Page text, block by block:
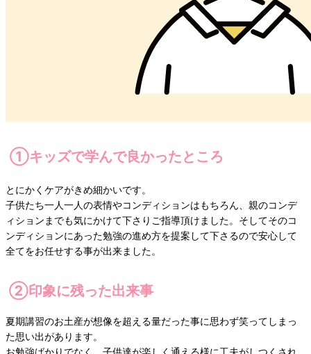
①キッズで学んで良かったところ
とにかくケアがきめ細かいです。
子供たち一人一人の表情やコンディションはもちろん、親のコンデ
ィションまでも気にかけて下さりご指導頂けました。そしてそのコ
ンディションにあった勉強の進め方を提案して下さるので安心して
全てをお任せする事が出来ました。
②印象に残った出来事
夏期講習のお土産が想像を超える量だった事に思わず笑ってしまっ
た思い出があります。